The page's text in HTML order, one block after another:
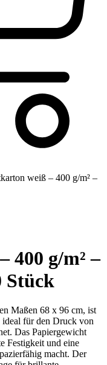
weiß – 400 g/m² –
400 g/m² –
Stück
Maßen 68 x 96 cm, ist
für den Druck von
Das Papiergewicht
Festigkeit und eine
macht. Der